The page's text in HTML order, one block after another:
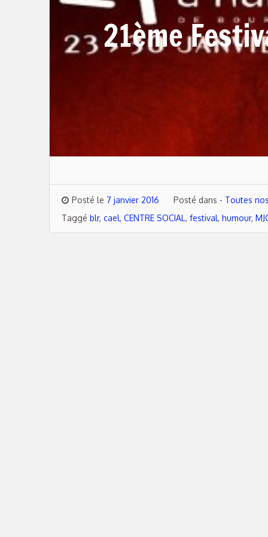
21ème
Posté le 7 janvier 2016 Posté dans - Toutes
Taggé blr, cael, CENTRE SOCIAL , festival, humour,